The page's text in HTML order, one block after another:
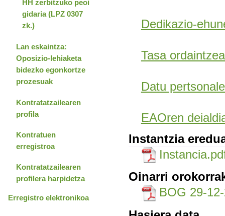
HH zerbitzuko peoi
gidaria (LPZ 0307
zk.)
Lan eskaintza:
Oposizio-lehiaketa
bidezko egonkortze
prozesuak
Kontratatzailearen
profila
Kontratuen
erregistroa
Kontratatzailearen
profilera harpidetza
Erregistro elektronikoa
Dedikazio-
Tasa
Datu
EAOren
Instantzia
Oinarri
BOG 29-